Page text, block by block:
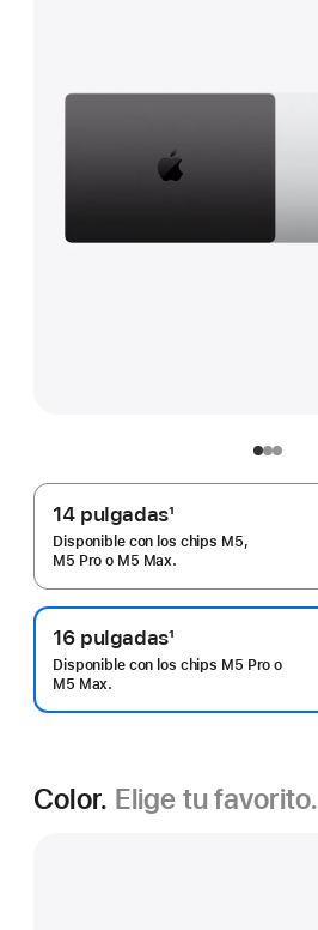
14 pulgadas
Nota
al
pie
1
Disponible con los chips M5,
M5 Pro o M5 Max.
16 pulgadas
Nota
al
pie
1
Disponible con los chips M5 Pro o
M5 Max.
Color. Elige tu favorito.